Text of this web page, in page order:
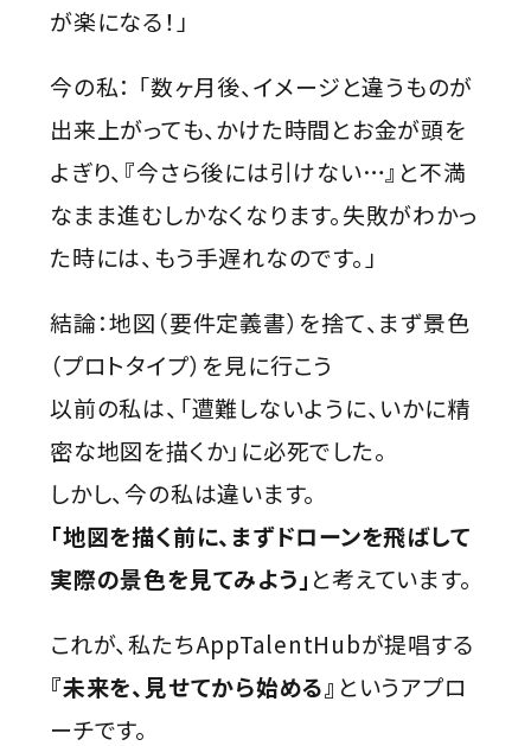
が楽になる！」
今の私： 「数ヶ月後、イメージと違うものが
出来上がっても、かけた時間とお金が頭を
よぎり、『今さら後には引けない…』と不満
なまま進むしかなくなります。失敗がわかっ
た時には、もう手遅れなのです。」
結論：地図（要件定義書）を捨て、まず景色
（プロトタイプ）を見に行こう
以前の私は、「遭難しないように、いかに精
密な地図を描くか」に必死でした。
しかし、今の私は違います。
「地図を描く前に、まずドローンを飛ばして
実際の景色を見てみよう」 と考えています。
これが、私たちAppTalentHubが提唱する
『未来を、見せてから始める』 というアプロ
ーチです。